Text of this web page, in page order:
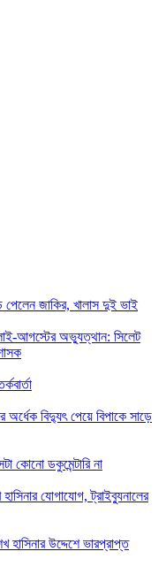
পেলেন জাকির, খালাস দুই ভাই
আগস্টের অভ্যুত্থান: সিলেট
অর্ধেক বিদ্যুৎ পেয়ে বিপাকে সাড়ে
কোনো ডকুমেন্টারি না
যোগাযোগ, ট্রাইব্যুনালের
উদ্দেশে ভারপ্রাপ্ত